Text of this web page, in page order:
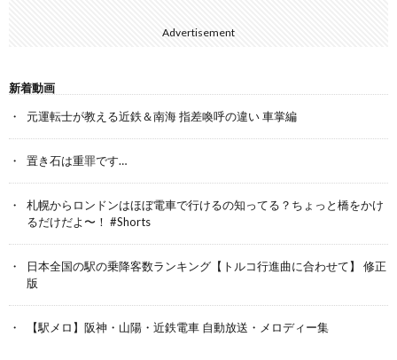
Advertisement
新着動画
元運転士が教える近鉄＆南海 指差喚呼の違い 車掌編
置き石は重罪です…
札幌からロンドンはほぼ電車で行けるの知ってる？ちょっと橋をかけ
るだけだよ〜！ #Shorts
日本全国の駅の乗降客数ランキング【トルコ行進曲に合わせて】 修正
版
【駅メロ】阪神・山陽・近鉄電車 自動放送・メロディー集